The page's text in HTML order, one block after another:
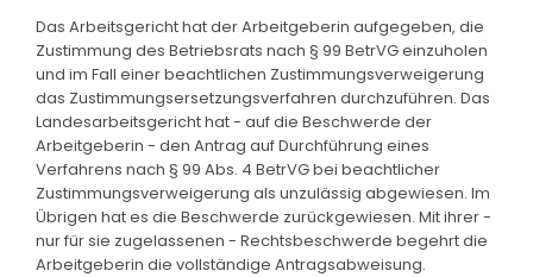
Das Arbeitsgericht hat der Arbeitgeberin aufgegeben, die
Zustimmung des Betriebsrats nach § 99 BetrVG einzuholen
und im Fall einer beachtlichen Zustimmungsverweigerung
das Zustimmungsersetzungsverfahren durchzuführen. Das
Landesarbeitsgericht hat - auf die Beschwerde der
Arbeitgeberin - den Antrag auf Durchführung eines
Verfahrens nach § 99 Abs. 4 BetrVG bei beachtlicher
Zustimmungsverweigerung als unzulässig abgewiesen. Im
Übrigen hat es die Beschwerde zurückgewiesen. Mit ihrer -
nur für sie zugelassenen - Rechtsbeschwerde begehrt die
Arbeitgeberin die vollständige Antragsabweisung.